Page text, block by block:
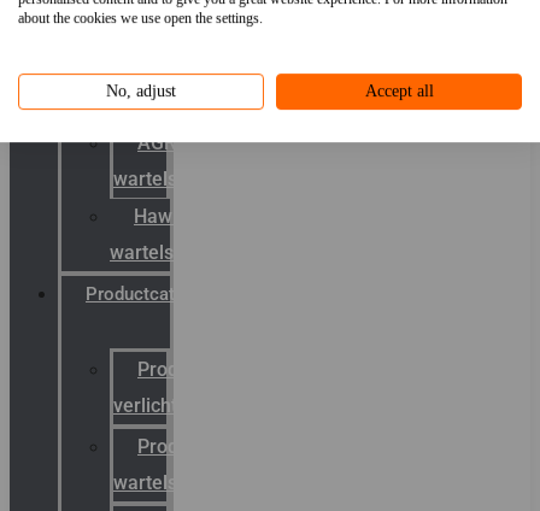
about the cookies we use open the settings.
No, adjust Accept all
mobility
schermstromen
AGRO
wartels
Hawke
wartels
Productcatalogus
Productcatalogus
verlichting
Productcatalogus
wartels